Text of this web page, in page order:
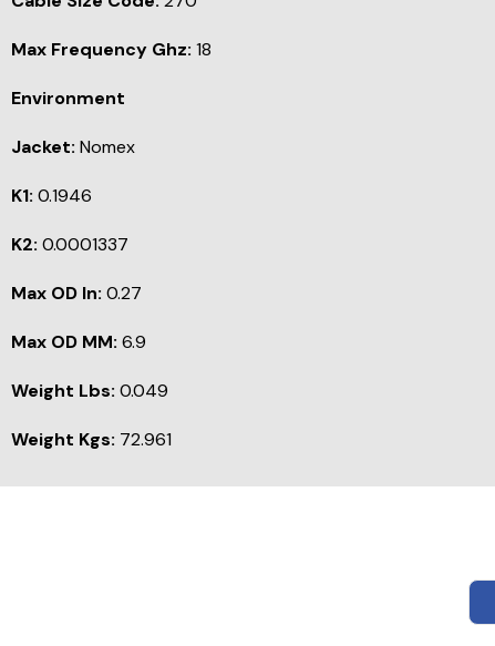
Max Frequency Ghz: 18
Environment
Jacket: Nomex
K1: 0.1946
K2: 0.0001337
Max OD In: 0.27
Max OD MM: 6.9
Weight Lbs: 0.049
Weight Kgs: 72.961